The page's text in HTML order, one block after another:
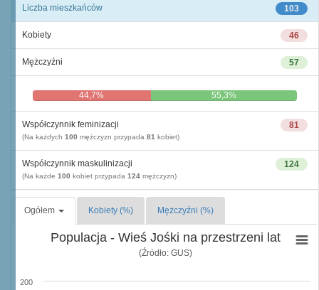
103
Liczba mieszkańców
46
Kobiety
57
Mężczyźni
44,7% 55,3%
81
Współczynnik feminizacji
(Na każdych 100 mężczyzn przypada 81 kobiet)
124
Współczynnik maskulinizacji
(Na każde 100 kobiet przypada 124 mężczyzn)
Ogółem Kobiety (%) Mężczyźni (%)
Populacja - Wieś Jośki na przestrzeni lat
(Źródło: GUS)
200